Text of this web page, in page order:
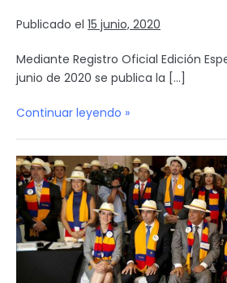
Publicado el 15 junio, 2020
Mediante Registro Oficial Edición
junio de 2020 se publica la […]
Continuar leyendo »